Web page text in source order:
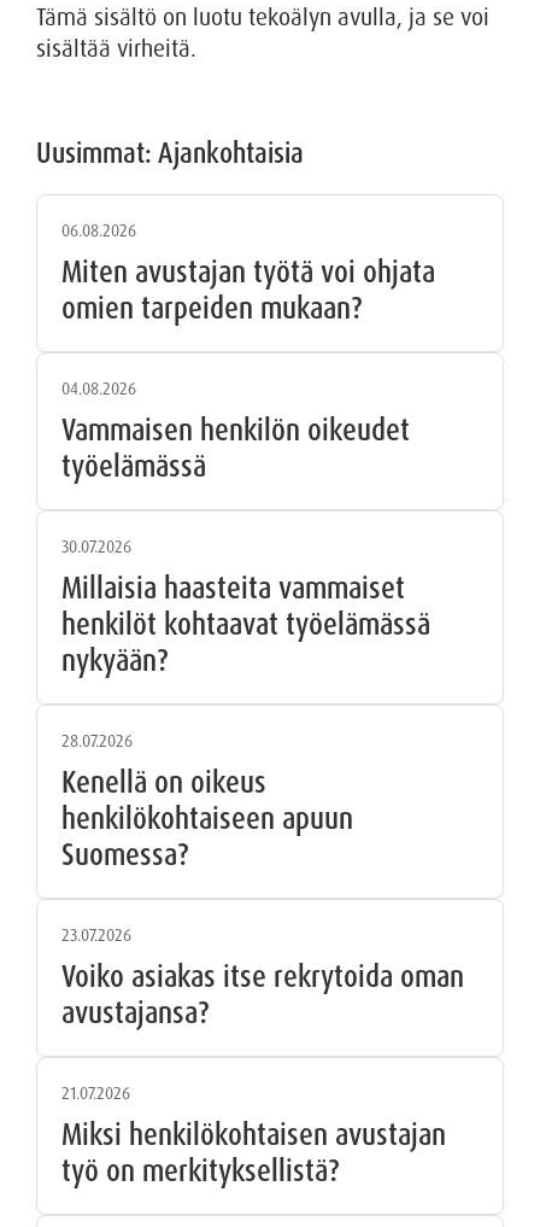
Tämä sisältö on luotu tekoälyn avulla, ja se voi
sisältää virheitä.
Uusimmat: Ajankohtaisia
06.08.2026
Miten avustajan työtä voi ohjata
omien tarpeiden mukaan?
04.08.2026
Vammaisen henkilön oikeudet
työelämässä
30.07.2026
Millaisia haasteita vammaiset
henkilöt kohtaavat työelämässä
nykyään?
28.07.2026
Kenellä on oikeus
henkilökohtaiseen apuun
Suomessa?
23.07.2026
Voiko asiakas itse rekrytoida oman
avustajansa?
21.07.2026
Miksi henkilökohtaisen avustajan
työ on merkityksellistä?